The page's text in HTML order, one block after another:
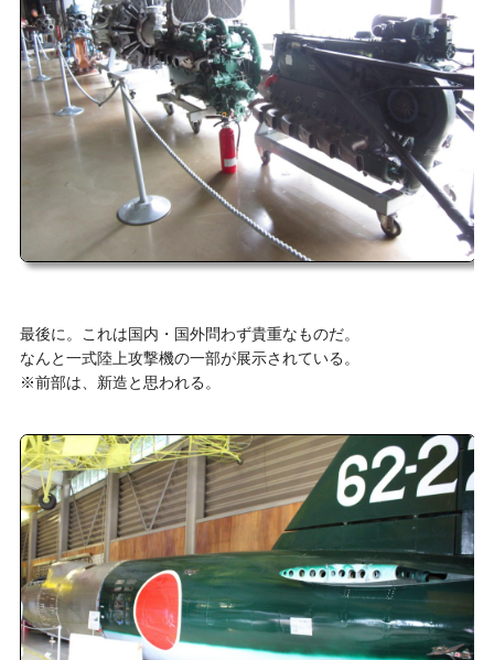
最後に。これは国内・国外問わず貴重なものだ。
なんと一式陸上攻撃機の一部が展示されている。
※前部は、新造と思われる。